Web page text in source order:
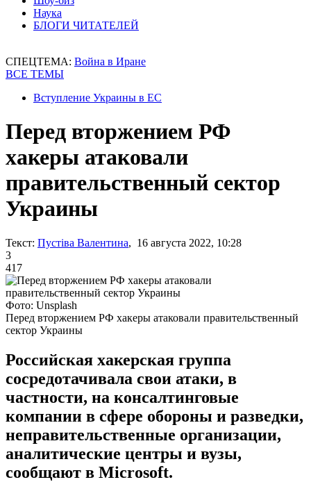
Наука
БЛОГИ ЧИТАТЕЛЕЙ
СПЕЦТЕМА: Война в Иране
ВСЕ ТЕМЫ
Вступление Украины в ЕС
Перед вторжением РФ
хакеры атаковали
правительственный сектор
Украины
Текст: Пустіва Валентина, 16 августа 2022, 10:28
3
417
Фото: Unsplash
Перед вторжением РФ хакеры атаковали правительственный
сектор Украины
Российская хакерская группа
сосредотачивала свои атаки, в
частности, на консалтинговые
компании в сфере обороны и разведки,
неправительственные организации,
аналитические центры и вузы,
сообщают в Microsoft.